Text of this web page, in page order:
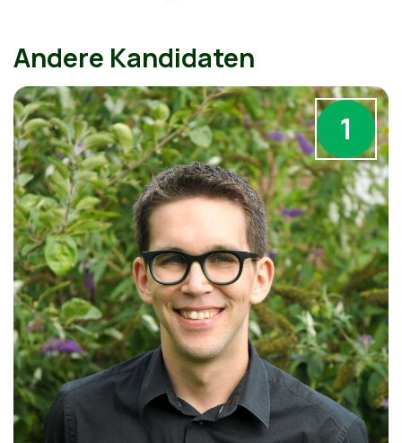
Andere Kandidaten
1